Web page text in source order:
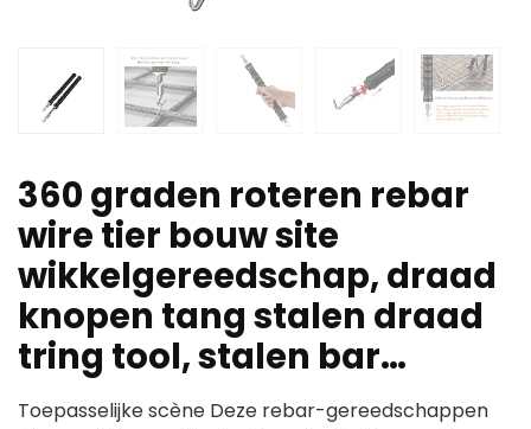
360 graden roteren rebar
wire tier bouw site
wikkelgereedschap, draad
knopen tang stalen draad
tring tool, stalen bar…
Toepasselijke scène Deze rebar-gereedschappen